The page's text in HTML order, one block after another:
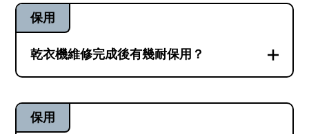
聯絡我們時，客服可以即時為你從任何進度
開始繼續跟進。
衣機提供三個月保用期。如保用期內出現同
樣的故障，兵團會再安排師傅免費上門檢查
維修。如因安裝問題、零件不適用等原因導
次成功的維修。而清理內膽異物及清理排水
系統，因涉及人為因素，只會提供一個月保
保用
乾衣機維修完成後有幾耐保用？
衣機提供三個月保用期。如保用期內出現同
樣的故障，兵團會再安排師傅免費上門檢查
保用